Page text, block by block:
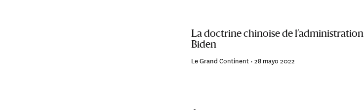
La doctrine chinoise de l’administration
Biden
Le Grand Continent •28 mayo 2022